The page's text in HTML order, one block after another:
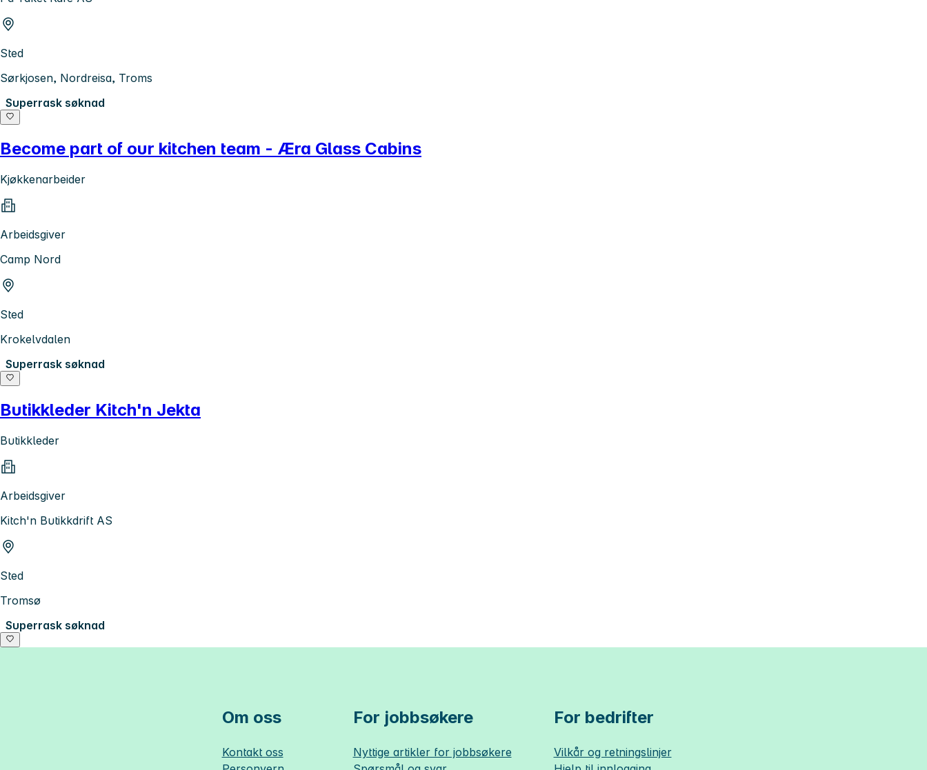
Sted
Sørkjosen, Nordreisa, Troms
Superrask søknad
Become part of our kitchen team - Æra Glass Cabins
Kjøkkenarbeider
Arbeidsgiver
Camp Nord
Sted
Krokelvdalen
Superrask søknad
Butikkleder Kitch'n Jekta
Butikkleder
Arbeidsgiver
Kitch'n Butikkdrift AS
Sted
Tromsø
Superrask søknad
Om oss
Kontakt oss
For jobbsøkere
Nyttige artikler for jobbsøkere
For bedrifter
Vilkår og retningslinjer